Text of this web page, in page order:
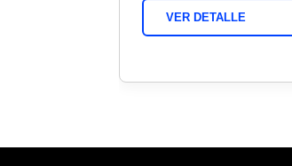
VER DETALLE